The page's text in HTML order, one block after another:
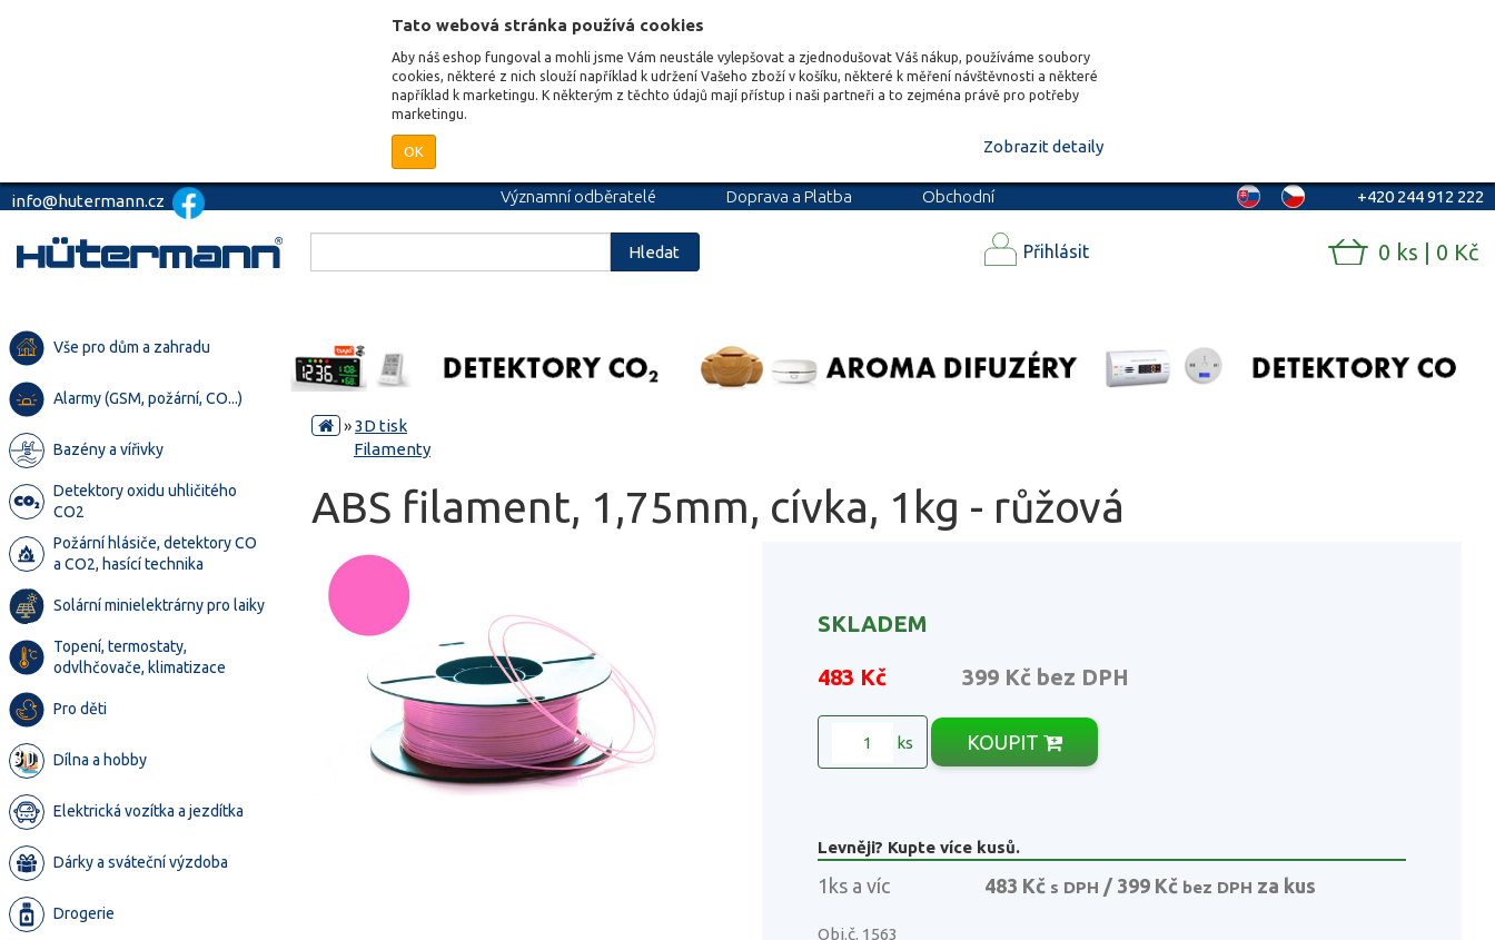
Tato webová stránka používá cookies
Aby náš eshop fungoval a mohli jsme Vám neustále vylepšovat a zjednodušovat Váš nákup, používáme soubory
cookies, některé z nich slouží například k udržení Vašeho zboží v košíku, některé k měření návštěvnosti a některé
například k marketingu. K některým z těchto údajů mají přístup i naši partneři a to zejména právě pro potřeby
marketingu.
OK Zobrazit detaily
info@hutermann.cz Významní odběratelé Doprava a Platba
Obchodní
+420 244 912 222
Hledat Přihlásit 0 ks | 0 Kč
Vše pro dům a zahradu
Alarmy (GSM, požární, CO...)
Bazény a vířivky
Detektory oxidu uhličitého
CO2
Požární hlásiče, detektory CO
a CO2, hasící technika
Solární minielektrárny pro laiky
Topení, termostaty,
odvlhčovače, klimatizace
Pro děti
Dílna a hobby
Elektrická vozítka a jezdítka
Dárky a sváteční výzdoba
Drogerie
»3D tisk
Filamenty
ABS filament, 1,75mm, cívka, 1kg - růžová
SKLADEM
483 Kč 399 Kč bez DPH
ks KOUPIT
Levněji? Kupte více kusů.
1ks a víc 483 Kčs DPH / 399 Kč bez DPH za kus
Obj.č. 1563